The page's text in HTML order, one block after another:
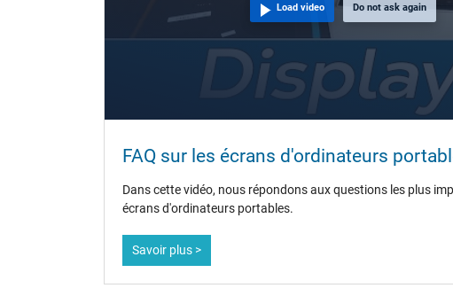
Load video Do not ask again
FAQ sur les écrans d'ordinateurs
Dans cette vidéo, nous répondons aux questions les plus
écrans d'ordinateurs portables.
Savoir plus >